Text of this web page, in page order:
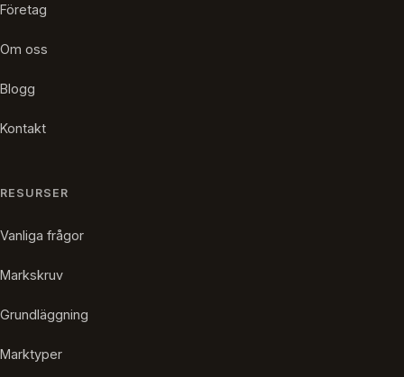
Företag
Om oss
Blogg
Kontakt
RESURSER
Vanliga frågor
Markskruv
Grundläggning
Marktyper